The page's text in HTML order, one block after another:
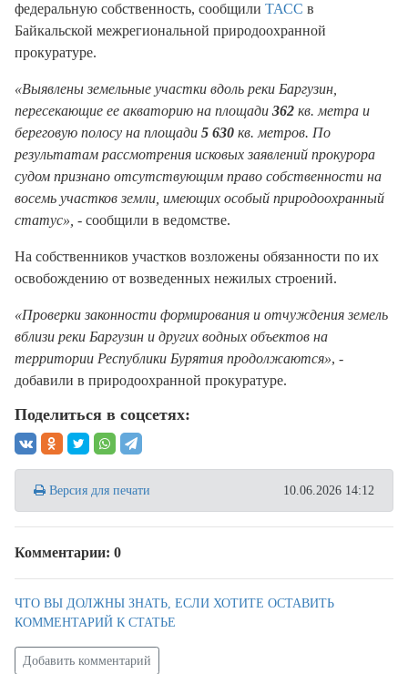
федеральную собственность, сообщили ТАСС в
Байкальской межрегиональной природоохранной
прокуратуре.
«Выявлены земельные участки вдоль реки Баргузин,
пересекающие ее акваторию на площади 362 кв. метра и
береговую полосу на площади 5 630 кв. метров. По
результатам рассмотрения исковых заявлений прокурора
судом признано отсутствующим право собственности на
восемь участков земли, имеющих особый природоохранный
статус», - сообщили в ведомстве.
На собственников участков возложены обязанности по их
освобождению от возведенных нежилых строений.
«Проверки законности формирования и отчуждения земель
вблизи реки Баргузин и других водных объектов на
территории Республики Бурятия продолжаются», -
добавили в природоохранной прокуратуре.
Поделиться в соцсетях:
Версия для печати 10.06.2026 14:12
Комментарии: 0
ЧТО ВЫ ДОЛЖНЫ ЗНАТЬ, ЕСЛИ ХОТИТЕ ОСТАВИТЬ
КОММЕНТАРИЙ К СТАТЬЕ
Добавить комментарий